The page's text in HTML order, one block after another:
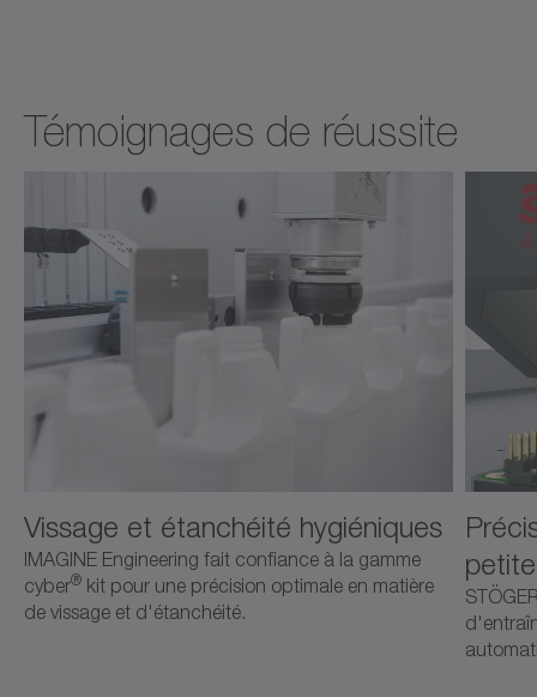
Témoignages de réussite
Vissage et étanchéité hygiéniques
IMAGINE Engineering fait confiance à la gamme
cyber® kit pour une précision optimale en matière
de vissage et d'étanchéité.